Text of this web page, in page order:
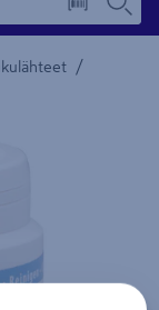
/
kuvaus -